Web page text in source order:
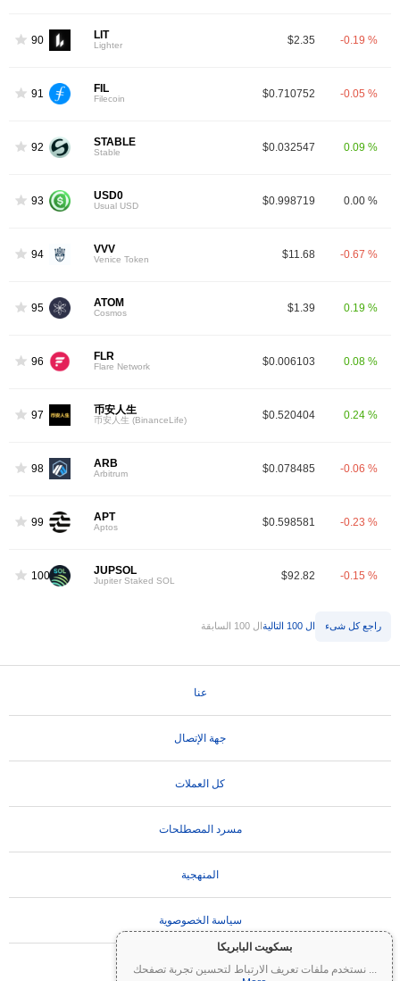
بسكويت البابريكا
نستخدم ملفات تعريف الارتباط لتحسين تجربة تصفحك ...
90 LIT
Lighter $2.35 -0.19 %
91 FIL
Filecoin $0.710752 -0.05 %
92 STABLE
Stable $0.032547 0.09 %
93 USD0
Usual USD $0.998719 0.00 %
94 VVV
Venice Token $11.68 -0.67 %
95 ATOM
Cosmos $1.39 0.19 %
96 FLR
Flare Network $0.006103 0.08 %
97 币安人生
币安人生 (BinanceLife) $0.520404 0.24 %
98 ARB
Arbitrum $0.078485 -0.06 %
99 APT
Aptos $0.598581 -0.23 %
100 JUPSOL
Jupiter Staked SOL $92.82 -0.15 %
ال 100 السابقة ال 100 التالية راجع كل شىء
عنا
جهة الإتصال
كل العملات
مسرد المصطلحات
المنهجية
سياسة الخصوصوية
تعليمات الاستخدام